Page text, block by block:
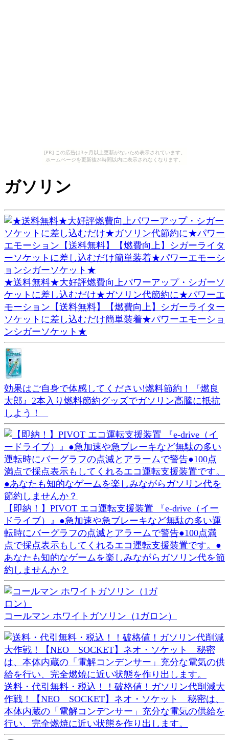
[PR] この広告は3ヶ月以上更新がないため表示されています。
ホームページを更新後24時間以内に表示されなくなります。
ガソリン
★送料無料★大好評燃費向上パワーアップ・シガーソ
ケットに差し込むだけ★ガソリン代節約に★パワーエ
モーション【送料無料】【燃費向上】シガーライター
ソケットに差し込むだけ簡単装着★パワーエモーショ
ンシガーソケット★
効果はご自身で体感してください!燃料節約！『燃良
太郎』2本入り燃料節約グッズでガソリン高騰に抵抗
しよう！ _
【即納！】PIVOT エコ運転支援装置 『e-drive（イー
ドライブ）』●急加速や急ブレーキなど無駄の多い運
転時にバーグラフの点滅とアラームで警告●100点満
点で採点表示もしてくれるエコ運転支援装置です。●
あなたも知的なゲームを楽しみながらガソリン代を節
約しませんか？
コールマン ホワイトガソリン（1ガロン）
送料・代引無料・税込！！破格値！ガソリン代削減大
作戦！【NEO SOCKET】ネオ・ソケット 秘密は、
本体内蔵の「電解コンデンサー」充分な電気の供給を
行い、完全燃焼に近い状態を作り出します。